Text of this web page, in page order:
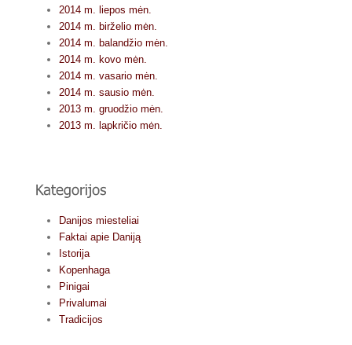
2014 m. liepos mėn.
2014 m. birželio mėn.
2014 m. balandžio mėn.
2014 m. kovo mėn.
2014 m. vasario mėn.
2014 m. sausio mėn.
2013 m. gruodžio mėn.
2013 m. lapkričio mėn.
Danijos miesteliai
Faktai apie Daniją
Istorija
Kopenhaga
Pinigai
Privalumai
Tradicijos